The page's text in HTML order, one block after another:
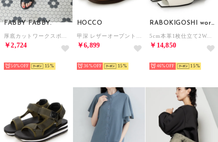
FABBY FABBY.
￥2,724
50% 15
HOCCO
￥6,899
36% 15
RABOKIGOSHI works
5cm本革1枚仕立て2WAYサンダル （ホワイト）
￥14,850
46% 15